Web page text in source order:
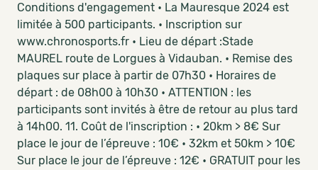
Conditions d'engagement • La Mauresque 2024 est
limitée à 500 participants. • Inscription sur
www.chronosports.fr • Lieu de départ :Stade
MAUREL route de Lorgues à Vidauban. • Remise des
plaques sur place à partir de 07h30 • Horaires de
départ : de 08h00 à 10h30 • ATTENTION : les
participants sont invités à être de retour au plus tard
à 14h00. 11. Coût de l'inscription : • 20km > 8€ Sur
place le jour de l’épreuve : 10€ • 32km et 50km > 10€
Sur place le jour de l’épreuve : 12€ • GRATUIT pour les